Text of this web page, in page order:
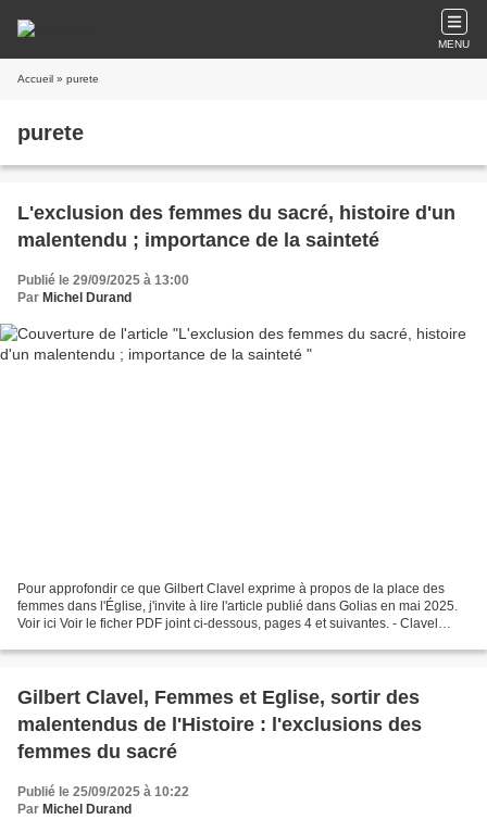
MENU
Accueil » purete
purete
L'exclusion des femmes du sacré, histoire d'un
malentendu ; importance de la sainteté
Publié le 29/09/2025 à 13:00
Par Michel Durand
Pour approfondir ce que Gilbert Clavel exprime à propos de la place des
femmes dans l'Église, j'invite à lire l'article publié dans Golias en mai 2025.
Voir ici Voir le ficher PDF joint ci-dessous, pages 4 et suivantes. - Clavel
Gilbert Clavel, Femmes et Eglise, sortir des
malentendus de l'Histoire : l'exclusions des
femmes du sacré
Publié le 25/09/2025 à 10:22
Par Michel Durand